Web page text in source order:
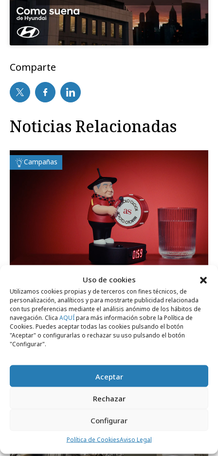
Uso de cookies
Utilizamos cookies propias y de terceros con fines técnicos, de
personalización, analíticos y para mostrarte publicidad relacionada
con tus preferencias mediante el análisis anónimo de los hábitos de
navegación. Clica AQUÍpara más información sobre la Política de
Cookies. Puedes aceptar todas las cookies pulsando el botón
"Aceptar" o configurarlas o rechazar su uso pulsando el botón
"Configurar".
Aceptar
Rechazar
Configurar
Política de CookiesAviso Legal
Comparte
Noticias Relacionadas
Campañas
domingo, 14 de junio 2026
El diario AS presenta "Manolo´Clock"
Campañas